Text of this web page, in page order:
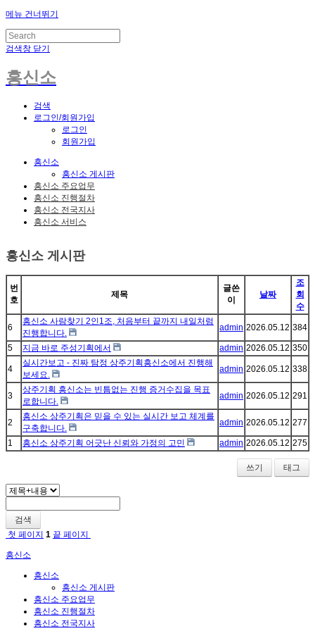
메뉴 건너뛰기
검색창 닫기
흥신소
검색
로그인/회원가입
로그인
회원가입
흥신소
흥신소 게시판
흥신소 주요업무
흥신소 진행절차
흥신소 전국지사
흥신소 서비스
흥신소 게시판
번
호
제목
글쓴
이
날짜
조
회
수
6
흥신소 사람찾기 2인1조, 처음부터 끝까지 내일처럼
진행합니다.
admin 2026.05.12 384
5 지금 바로 주성기획에서 admin 2026.05.12 350
4
실시간보고 - 진짜 탐정 상주기획흥신소에서 진행해
보세요.
admin 2026.05.12 338
3
상주기획 흥신소는 빈틈없는 진행 증거수집을 목표
로합니다.
admin 2026.05.12 291
2
흥신소 상주기획은 믿을 수 있는 실시간 보고 체계를
구축합니다.
admin 2026.05.12 277
1 흥신소 상주기획 어긋난 신뢰와 가정의 고민 admin 2026.05.12 275
쓰기 태그
검색
첫 페이지 1 끝 페이지
흥신소
흥신소
흥신소 게시판
흥신소 주요업무
흥신소 진행절차
흥신소 전국지사